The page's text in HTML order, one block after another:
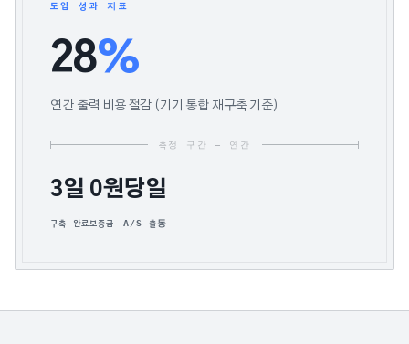
도입 성과 지표
28%
연간 출력 비용 절감 (기기 통합 재구축 기준)
측정 구간 — 연간
3일
구축 완료
0원
보증금
당일
A/S 출동